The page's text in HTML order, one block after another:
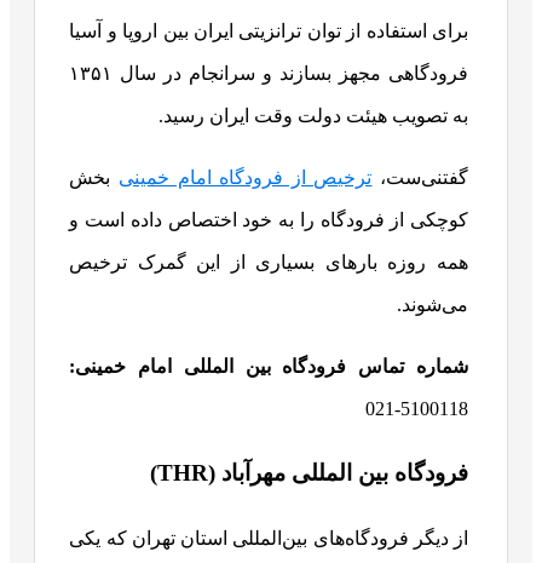
برای استفاده از توان ترانزیتی ایران بین اروپا و آسیا
فرودگاهی مجهز بسازند و سرانجام در سال ۱۳۵۱
به تصویب هیئت دولت وقت ایران رسید.
گفتنی‌ست، ترخیص از فرودگاه امام خمینی بخش
کوچکی از فرودگاه را به خود اختصاص داده است و
همه روزه بارهای بسیاری از این گمرک ترخیص
می‌شوند.
شماره تماس فرودگاه بین المللی امام خمینی:
5100118-021
فرودگاه بین المللی مهرآباد (THR)
از دیگر فرودگاه‌های بین‌المللی استان تهران که یکی